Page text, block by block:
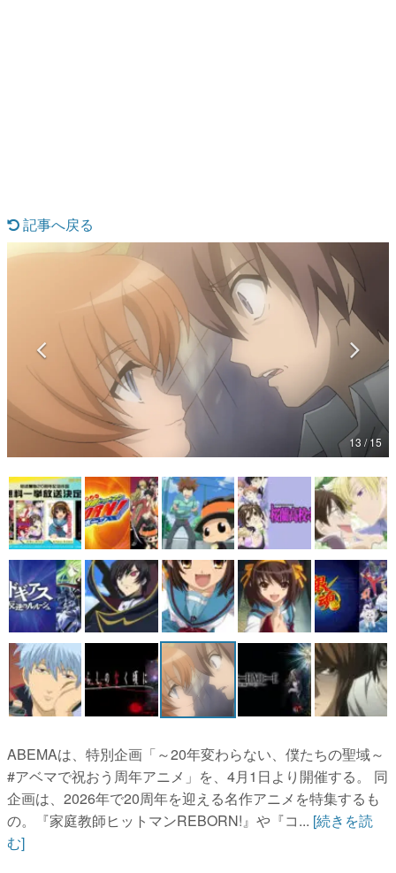
なんでゲームは面白い？
ゲーム開発者・hamatsu氏がゲームの魅力を画面や操作の
具体的な形から解き明かしていく、硬派で骨太な評論連載
ゲームが変えた日本語
「経験値」「裏技」「ラスボス」… ゲームにまつわる言葉
の起源や用法の変遷を、コンピューター文化史研究家・タ
イニーP氏が徹底調査。
カテゴリ
マンガ
女性向け
アプリレビュー
その他
電ファミニコゲーマーとは？
運営：株式会社マレ
記事へ戻る
13 / 15
ABEMAは、特別企画「～20年変わらない、僕たちの聖域～
#アベマで祝おう周年アニメ」を、4月1日より開催する。 同
企画は、2026年で20周年を迎える名作アニメを特集するも
の。『家庭教師ヒットマンREBORN!』や『コ... [続きを読
む]